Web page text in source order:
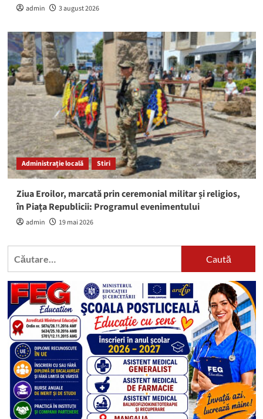
admin 3 august 2026
Administrație locală Stiri
Ziua Eroilor, marcată prin ceremonial militar și religios,
în Piața Republicii: Programul evenimentului
admin 19 mai 2026
Caută